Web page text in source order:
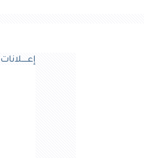
إعــــلانات